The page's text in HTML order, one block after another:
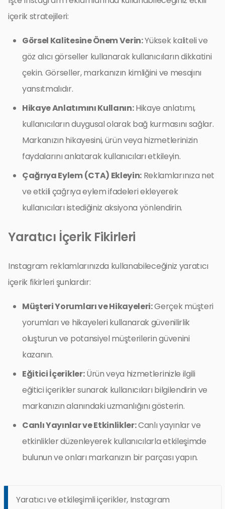
içerik stratejileri:
Görsel Kalitesine Önem Verin:Yüksek kaliteli ve
göz alıcı görseller kullanarak kullanıcıların dikkatini
çekin. Görseller, markanızın kimliğini ve mesajını
yansıtmalıdır.
Hikaye Anlatımını Kullanın:Hikaye anlatımı,
kullanıcıların duygusal olarak bağ kurmasını sağlar.
Markanızın hikayesini, ürün veya hizmetlerinizin
faydalarını anlatarak kullanıcıları etkileyin.
Çağrıya Eylem (CTA) Ekleyin: Reklamlarınıza net
ve etkili çağrıya eylem ifadeleri ekleyerek
kullanıcıları istediğiniz aksiyona yönlendirin.
Yaratıcı İçerik Fikirleri
Instagram reklamlarınızda kullanabileceğiniz yaratıcı
içerik fikirleri şunlardır:
Müşteri Yorumları ve Hikayeleri:Gerçek müşteri
yorumları ve hikayeleri kullanarak güvenilirlik
oluşturun ve potansiyel müşterilerin güvenini
kazanın.
Eğitici İçerikler:Ürün veya hizmetlerinizle ilgili
eğitici içerikler sunarak kullanıcıları bilgilendirin ve
markanızın alanındaki uzmanlığını gösterin.
Canlı Yayınlar ve Etkinlikler:Canlı yayınlar ve
etkinlikler düzenleyerek kullanıcılarla etkileşimde
bulunun ve onları markanızın bir parçası yapın.
Yaratıcı ve etkileşimli içerikler, Instagram